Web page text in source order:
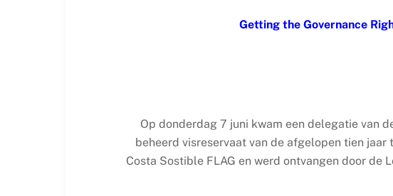
Getting the Governance
Op donderdag 7 juni kwam een delegatie van
beheerd visreservaat van de afgelopen tien
Costa Sostible FLAG en werd ontvangen door de